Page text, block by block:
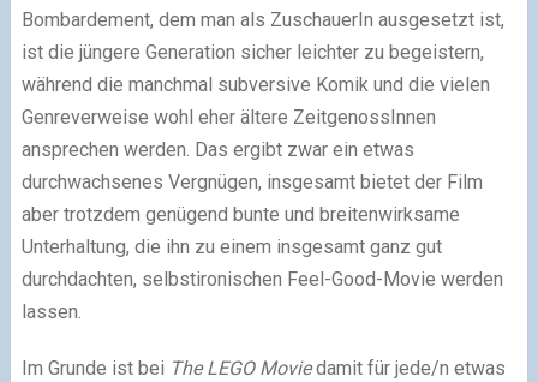
Bombardement, dem man als ZuschauerIn ausgesetzt ist,
ist die jüngere Generation sicher leichter zu begeistern,
während die manchmal subversive Komik und die vielen
Genreverweise wohl eher ältere ZeitgenossInnen
ansprechen werden. Das ergibt zwar ein etwas
durchwachsenes Vergnügen, insgesamt bietet der Film
aber trotzdem genügend bunte und breitenwirksame
Unterhaltung, die ihn zu einem insgesamt ganz gut
durchdachten, selbstironischen Feel-Good-Movie werden
lassen.
Im Grunde ist bei The LEGO Moviedamit für jede/n etwas